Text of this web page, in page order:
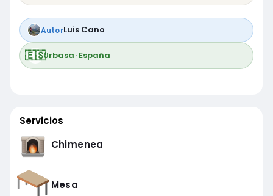
AutorLuis Cano
🇪🇸Urbasa ·España
Servicios
Chimenea
Mesa